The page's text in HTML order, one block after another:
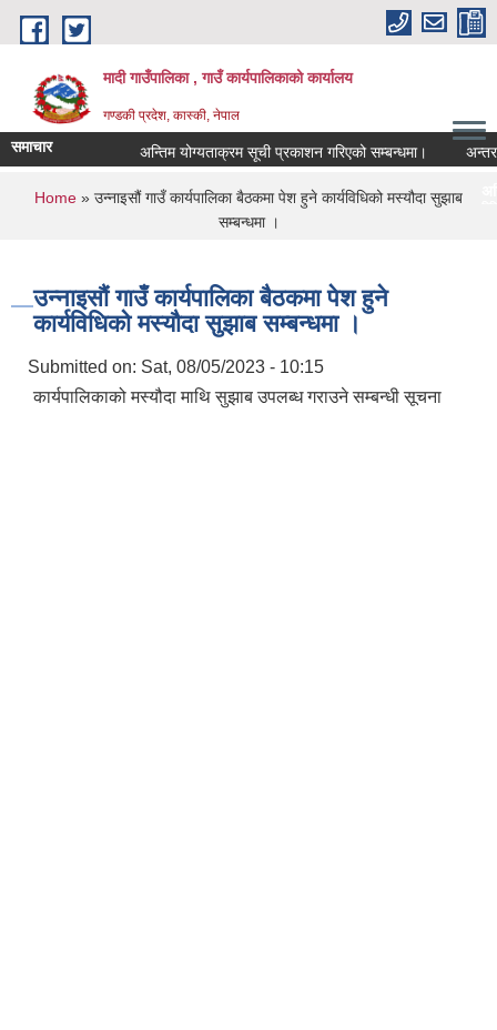
Skip to main content
मादी गाउँपालिका , गाउँ कार्यपालिकाको कार्यालय
गण्डकी प्रदेश, कास्की, नेपाल
समाचार अन्तिम योग्यताक्रम सूची प्रकाशन गरिएको सम्बन्धमा। अन्तरवार्ता
अन्तिम योग्यताक्रम
07/23/2026 - 16:53
You are here
Home » उन्‍नाइसौं गाउँ कार्यपालिका बैठकमा पेश हुने कार्यविधिको मस्यौदा सुझाब
सम्बन्धमा ।
उन्‍नाइसौं गाउँ कार्यपालिका बैठकमा पेश हुने
कार्यविधिको मस्यौदा सुझाब सम्बन्धमा ।
Submitted on: Sat, 08/05/2023 - 10:15
कार्यपालिकाको मस्यौदा माथि सुझाब उपलब्ध गराउने सम्बन्धी सूचना